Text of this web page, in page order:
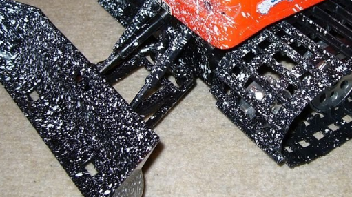
to the list using a wireless solution. Entries can be added or subtracted using a web server
Interface' as the proof of concept hardware. Once I had my hands on this, it became